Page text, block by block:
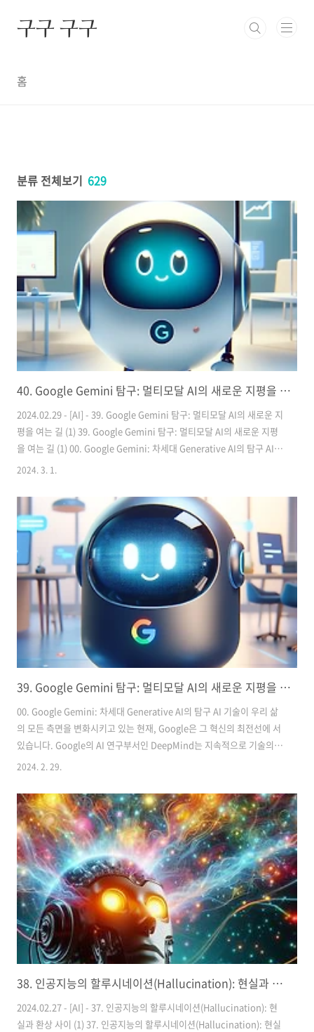
구구 구구
홈
분류 전체보기 629
40. Google Gemini 탐구: 멀티모달 AI의 새로운 지평을 여는 길 (2)
2024.02.29 - [AI] - 39. Google Gemini 탐구: 멀티모달 AI의 새로운 지
평을 여는 길 (1) 39. Google Gemini 탐구: 멀티모달 AI의 새로운 지평
을 여는 길 (1) 00. Google Gemini: 차세대 Generative AI의 탐구 AI
기술이 우리 삶의 모든 측면을 변화시키고 있는 현재, Google은 그 혁신
적으로 기술의 경계 guguuu.com 1편에서 이어집니다 04. Gemini 1.5
의 혁신과 시장 영향 Google Gemini 1.5의 출시는 AI 분야에서의 기술
적 진보뿐만 아니라, 전체 AI 시장에 대한 접근 방식에도 중대한 변화를
가져왔습니다. 이 최신 버전은 성..
2024. 3. 1.
39. Google Gemini 탐구: 멀티모달 AI의 새로운 지평을 여는 길 (1)
00. Google Gemini: 차세대 Generative AI의 탐구 AI 기술이 우리 삶
의 모든 측면을 변화시키고 있는 현재, Google은 그 혁신의 최전선에 서
있습니다. Google의 AI 연구부서인 DeepMind는 지속적으로 기술의
경계를 확장하고, 새로운 가능성을 탐색하며, 인류의 문제를 해결하기 위
바로 Google Gemini, 차세대 Generative AI 모델입니다. Generative
AI 모델은 단순히 정보를 처리하고 반응하는 것을 넘어서, 스스로 새로운
내용을 생성할 수 있는 능력을 가지고 있습니다. 이는 AI 기술의 한계를
넓히고, 기계가 인간과 더 깊이 있고 자연스러운 방식으로 상호작용할 수
있는 길을..
2024. 2. 29.
38. 인공지능의 할루시네이션(Hallucination): 현실과 환상 사이 (2)
2024.02.27 - [AI] - 37. 인공지능의 할루시네이션(Hallucination): 현
실과 환상 사이 (1) 37. 인공지능의 할루시네이션(Hallucination): 현실